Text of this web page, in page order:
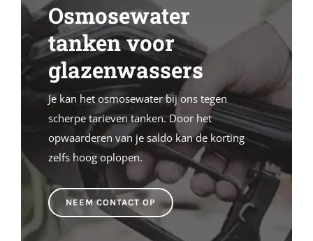
Osmosewater
tanken voor
glazenwassers
Je kan het osmosewater bij ons tegen
scherpe tarieven tanken. Door het
opwaarderen van je saldo kan de korting
zelfs hoog oplopen.
NEEM CONTACT OP